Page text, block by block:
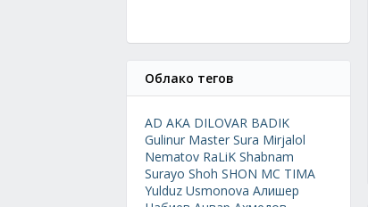
Облако тегов
AD AKA DILOVAR BADIK
Gulinur Master Sura Mirjalol
Nematov RaLiK Shabnam
Surayo Shoh SHON MC TIMA
Yulduz Usmonova Алишер